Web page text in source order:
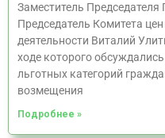
Заместитель
Председатель Комитета
деятельности Виталий
ходе которого
льготных категорий
возмещения
Подробнее »